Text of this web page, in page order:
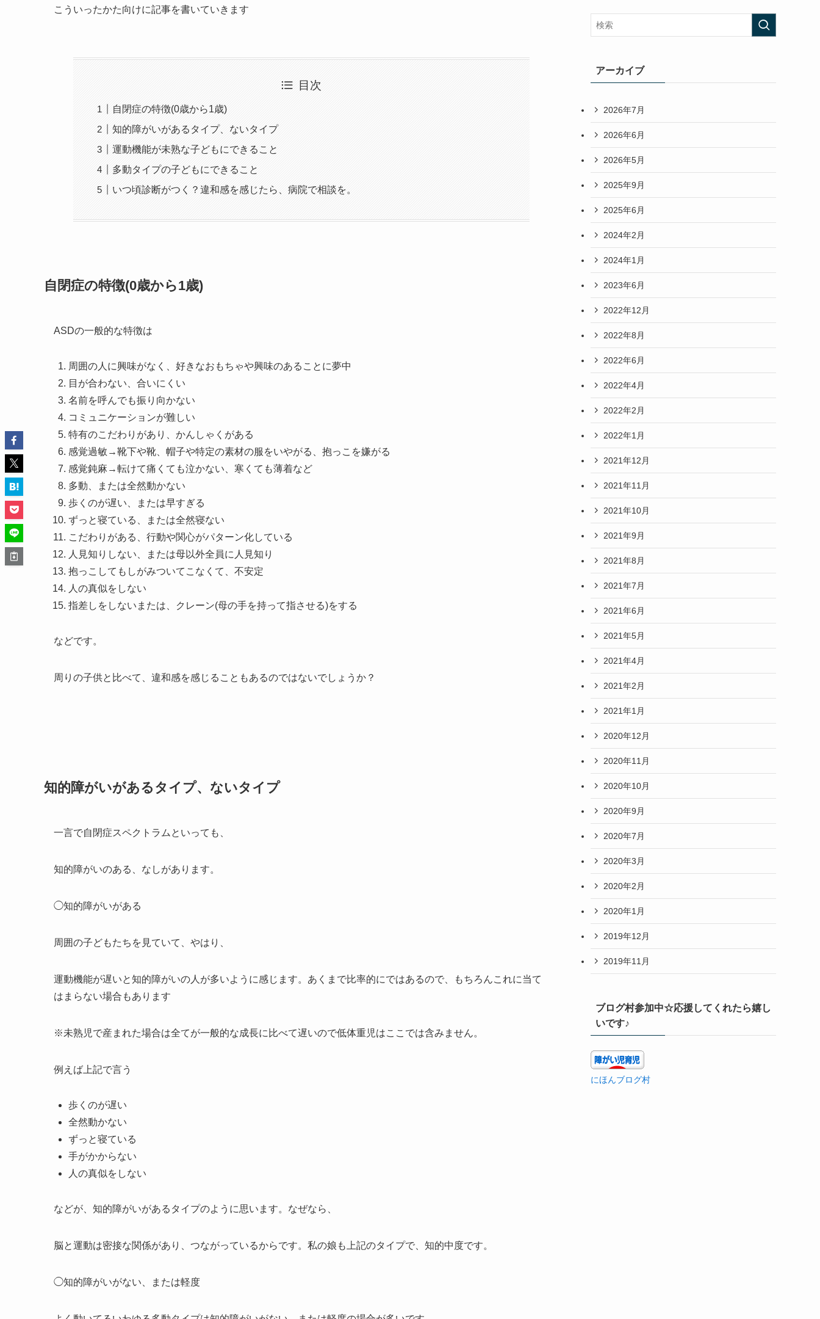
こういったかた向けに記事を書いていきます
目次
自閉症の特徴(0歳から1歳)
知的障がいがあるタイプ、ないタイプ
運動機能が未熟な子どもにできること
多動タイプの子どもにできること
いつ頃診断がつく？違和感を感じたら、病院で相談を。
自閉症の特徴(0歳から1歳)
ASDの一般的な特徴は
周囲の人に興味がなく、好きなおもちゃや興味のあることに夢中
目が合わない、合いにくい
名前を呼んでも振り向かない
コミュニケーションが難しい
特有のこだわりがあり、かんしゃくがある
感覚過敏→靴下や靴、帽子や特定の素材の服をいやがる、抱っこを嫌がる
感覚鈍麻→転けて痛くても泣かない、寒くても薄着など
多動、または全然動かない
歩くのが遅い、または早すぎる
ずっと寝ている、または全然寝ない
こだわりがある、行動や関心がパターン化している
人見知りしない、または母以外全員に人見知り
抱っこしてもしがみついてこなくて、不安定
人の真似をしない
指差しをしないまたは、クレーン(母の手を持って指させる)をする
などです。
周りの子供と比べて、違和感を感じることもあるのではないでしょうか？
知的障がいがあるタイプ、ないタイプ
一言で自閉症スペクトラムといっても、
知的障がいのある、なしがあります。
◯知的障がいがある
周囲の子どもたちを見ていて、やはり、
運動機能が遅いと知的障がいの人が多いように感じます。あくまで比率的にではあるので、もちろんこれに当て
はまらない場合もあります
※未熟児で産まれた場合は全てが一般的な成長に比べて遅いので低体重児はここでは含みません。
例えば上記で言う
歩くのが遅い
全然動かない
ずっと寝ている
手がかからない
人の真似をしない
などが、知的障がいがあるタイプのように思います。なぜなら、
脳と運動は密接な関係があり、つながっているからです。私の娘も上記のタイプで、知的中度です。
◯知的障がいがない、または軽度
アーカイブ
2026年7月
2026年6月
2026年5月
2025年9月
2025年6月
2024年2月
2024年1月
2023年6月
2022年12月
2022年8月
2022年6月
2022年4月
2022年2月
2022年1月
2021年12月
2021年11月
2021年10月
2021年9月
2021年8月
2021年7月
2021年6月
2021年5月
2021年4月
2021年2月
2021年1月
2020年12月
2020年11月
2020年10月
2020年9月
2020年7月
2020年3月
2020年2月
2020年1月
2019年12月
2019年11月
ブログ村参加中☆応援してくれたら嬉し
いです♪
にほんブログ村